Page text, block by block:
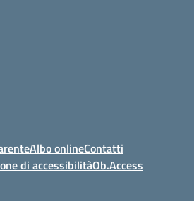
Albo onlineContatti
di accessibilitàOb.Access